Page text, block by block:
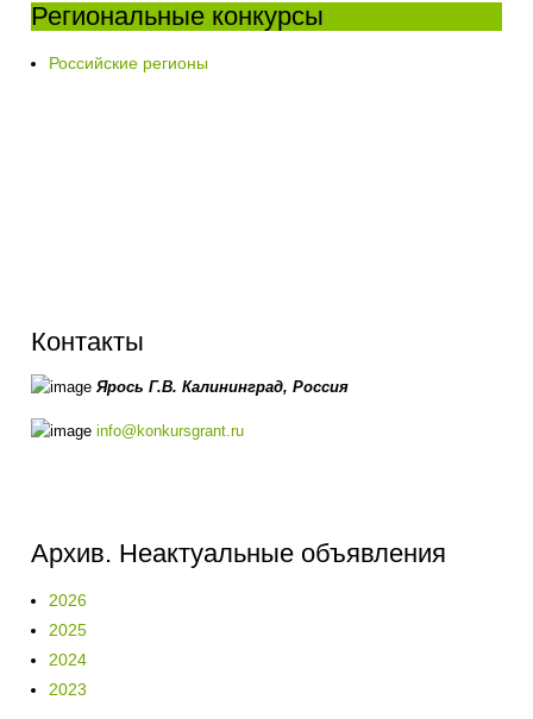
Региональные конкурсы
Российские регионы
Контакты
Ярось Г.В.Калининград,Россия
info@konkursgrant.ru
Архив. Неактуальные объявления
2026
2025
2024
2023